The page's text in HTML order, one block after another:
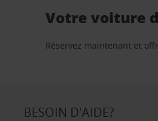
Votre voiture
Réservez maintenant et
BESOIN D'AIDE?